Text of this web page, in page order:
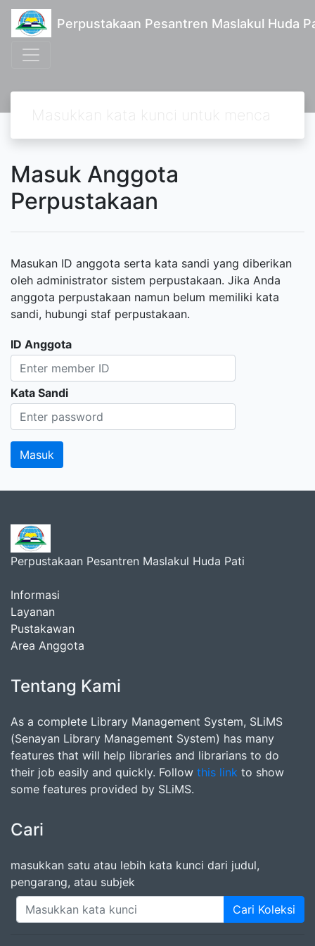
Perpustakaan Pesantren Maslakul Huda
Masuk Anggota
Perpustakaan
Masukan ID anggota serta kata sandi yang diberikan
oleh administrator sistem perpustakaan. Jika Anda
anggota perpustakaan namun belum memiliki kata
sandi, hubungi staf perpustakaan.
ID Anggota
Kata Sandi
Perpustakaan Pesantren Maslakul Huda Pati
Informasi
Layanan
Pustakawan
Area Anggota
Tentang Kami
As a complete Library Management System, SLiMS
(Senayan Library Management System) has many
features that will help libraries and librarians to do
their job easily and quickly. Follow this link to show
some features provided by SLiMS.
Cari
masukkan satu atau lebih kata kunci dari judul,
pengarang, atau subjek
Cari Koleksi